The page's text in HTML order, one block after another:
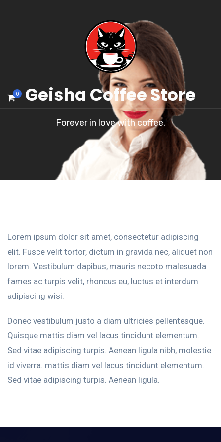
0 Geisha Coffee Store
Forever in love with coffee.
Lorem ipsum dolor sit amet, consectetur adipiscing
elit. Fusce velit tortor, dictum in gravida nec, aliquet non
lorem. Vestibulum dapibus, mauris necoto malesuada
fames ac turpis velit, rhoncus eu, luctus et interdum
adipiscing wisi.
Donec vestibulum justo a diam ultricies pellentesque.
Quisque mattis diam vel lacus tincidunt elementum.
Sed vitae adipiscing turpis. Aenean ligula nibh, molestie
id viverra. mattis diam vel lacus tincidunt elementum.
Sed vitae adipiscing turpis. Aenean ligula.